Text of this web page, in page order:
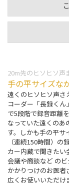
20m先のヒソヒソ声
手の平サイズな
遠くのヒソヒソ声さ
コーダー「長録くん
で5段階で録音距離
なっていた遠くのあ
す。しかも手の平サ
（連続150時間）
カー内蔵で聞きたい
会議や商談など の
かかりつけのお医
広くお使いいただけ